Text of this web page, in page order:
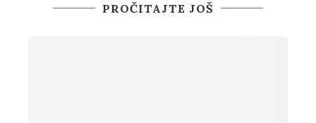
PROČITAJTE JOŠ